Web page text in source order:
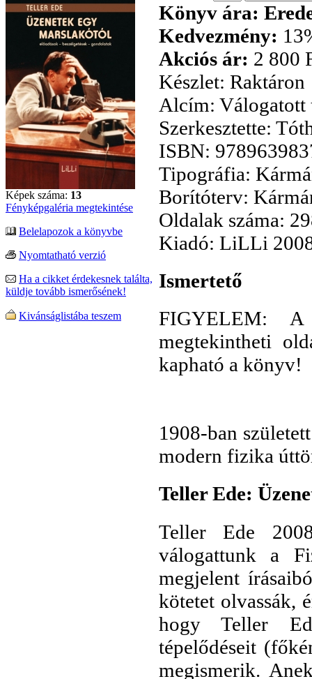
Képek száma: 13
Fényképgaléria megtekintése
Belelapozok a könyvbe
Nyomtatható verzió
Ha a cikket érdekesnek találta,
küldje tovább ismerősének!
Kivánságlistába teszem
Könyv ára:
Kedvezmény:
Akciós ár: 2 800
Készlet: Raktáron
Alcím: Válogatott
Szerkesztette:
ISBN:
Tipográfia:
Borítóterv:
Oldalak száma:
Kiadó: LiLLi
Ismertető
FIGYELEM:
megtekintheti
kapható a könyv!
1908-ban
modern fizika
Teller Ede:
Teller Ede
válogattunk a
megjelent
kötetet olvassák,
hogy Teller
tépelődéseit
megismerik.